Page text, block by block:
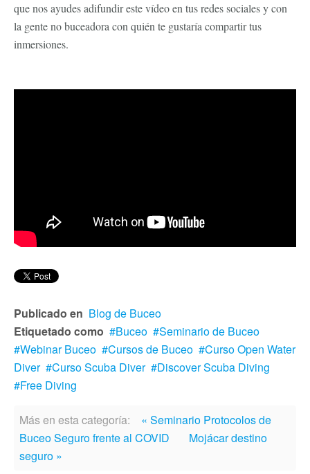
que nos ayudes adifundir este vídeo en tus redes sociales y con
la gente no buceadora con quién te gustaría compartir tus
inmersiones.
Publicado en Blog de Buceo
Etiquetado como
Buceo
Seminario de Buceo
Webinar Buceo
Cursos de Buceo
Curso Open Water
Diver
Curso Scuba Diver
Discover Scuba Diving
Free Diving
Más en esta categoría:
« Seminario Protocolos de
Buceo Seguro frente al COVID
Mojácar destino
seguro »